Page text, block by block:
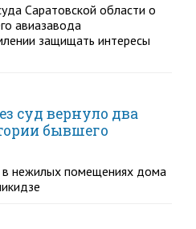
Саратовской области о
авиазавода
защищать интересы
суд вернуло два
бывшего
нежилых помещениях дома